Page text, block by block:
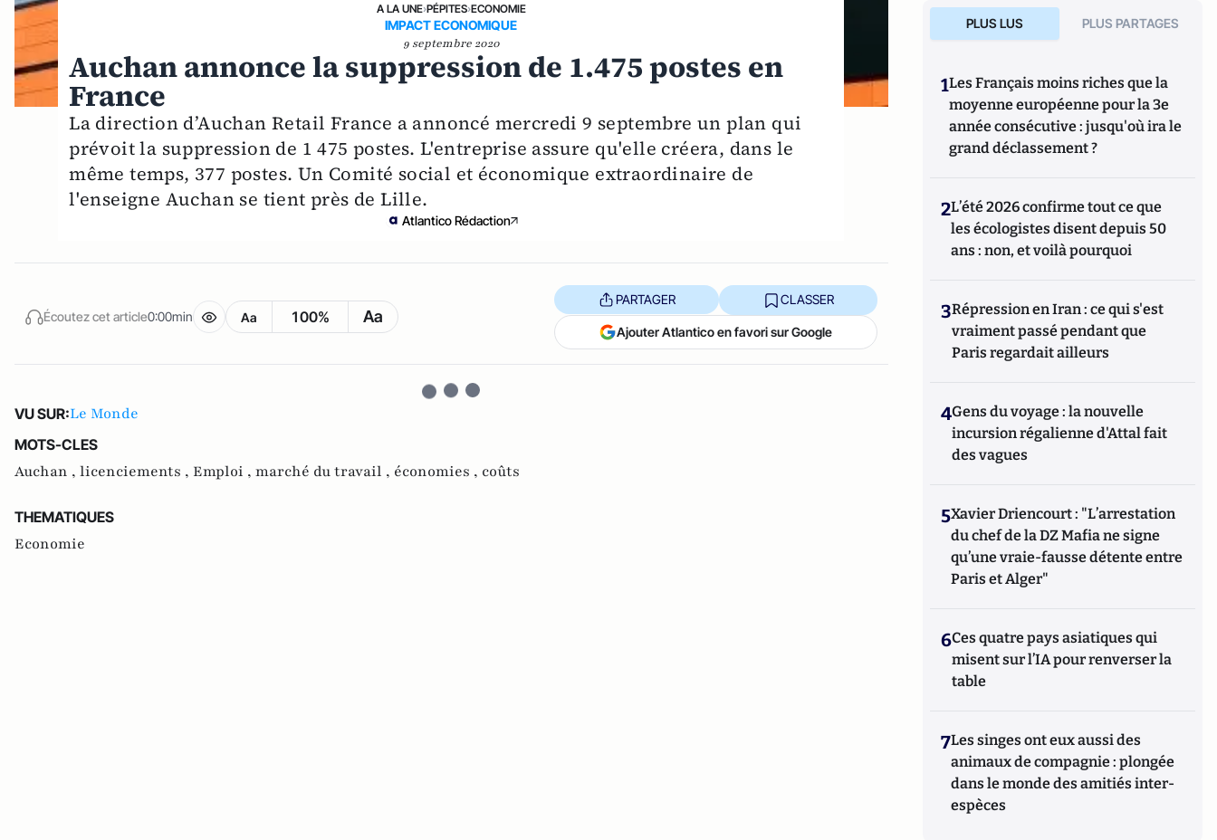
A LA UNE›PÉPITES›ECONOMIE
IMPACT ECONOMIQUE
9 septembre 2020
Auchan annonce la suppression de 1.475 postes en
France
La direction d’Auchan Retail France a annoncé mercredi 9 septembre un plan qui
prévoit la suppression de 1 475 postes. L'entreprise assure qu'elle créera, dans le
même temps, 377 postes. Un Comité social et économique extraordinaire de
l'enseigne Auchan se tient près de Lille.
Atlantico Rédaction
Écoutez cet article0:00min Aa 100% Aa
PARTAGER CLASSER
Ajouter Atlantico en favori sur Google
VU SUR:Le Monde
MOTS-CLES
Auchan , licenciements , Emploi , marché du travail , économies , coûts
THEMATIQUES
Economie
PLUS LUS PLUS PARTAGES
1Les Français moins riches que la
moyenne européenne pour la 3e
année consécutive : jusqu'où ira le
grand déclassement ?
2L’été 2026 confirme tout ce que
les écologistes disent depuis 50
ans : non, et voilà pourquoi
3Répression en Iran : ce qui s'est
vraiment passé pendant que
Paris regardait ailleurs
4Gens du voyage : la nouvelle
incursion régalienne d'Attal fait
des vagues
5Xavier Driencourt : "L’arrestation
du chef de la DZ Mafia ne signe
qu’une vraie-fausse détente entre
Paris et Alger"
6Ces quatre pays asiatiques qui
misent sur l’IA pour renverser la
table
7Les singes ont eux aussi des
animaux de compagnie : plongée
dans le monde des amitiés inter-
espèces